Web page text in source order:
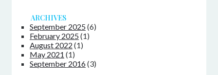
ARCHIVES
September 2025(6)
February 2025(1)
August 2022 (1)
May 2021 (1)
September 2016(3)